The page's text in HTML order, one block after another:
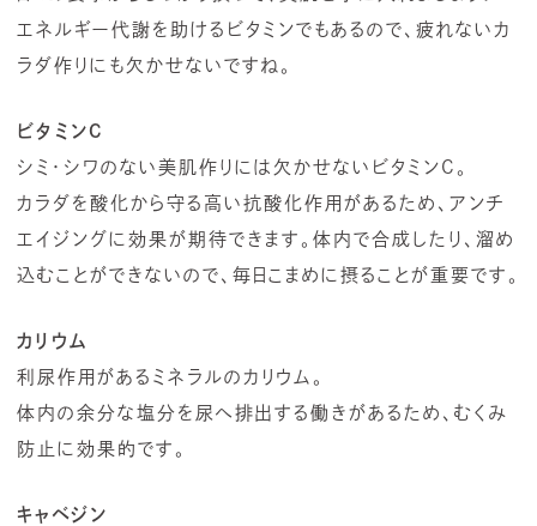
エネルギー代謝を助けるビタミンでもあるので、疲れないカ
ラダ作りにも欠かせないですね。
ビタミンC
シミ・シワのない美肌作りには欠かせないビタミンC。
カラダを酸化から守る高い抗酸化作用があるため、アンチ
エイジングに効果が期待できます。体内で合成したり、溜め
込むことができないので、毎日こまめに摂ることが重要です。
カリウム
利尿作用があるミネラルのカリウム。
体内の余分な塩分を尿へ排出する働きがあるため、むくみ
防止に効果的です。
キャベジン